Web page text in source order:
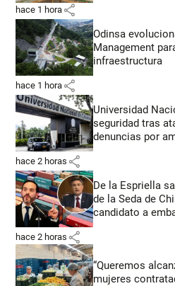
hace 1 hora share
Odinsa
Management
infraestructura
hace 1 hora share
Universidad
seguridad tras
denuncias por
hace 2 horas share
De la Espriella
de la Seda de
candidato a
hace 2 horas share
“Queremos
mujeres